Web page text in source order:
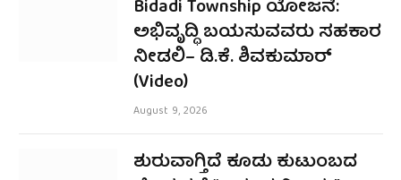
Bidadi Township ಯೋಜನೆ:
ಅಭಿವೃದ್ಧಿ ಬಯಸುವವರು ಸಹಕಾರ
ನೀಡಲಿ– ಡಿ.ಕೆ. ಶಿವಕುಮಾರ್
(Video)
August 9, 2026
ಶುರುವಾಗ್ತಿದೆ ಕೂಡು ಕುಟುಂಬದ